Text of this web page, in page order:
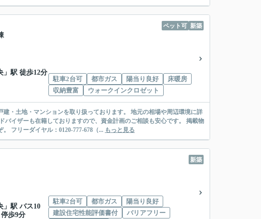
ペット可 新築
」駅 徒歩12分
駐車2台可
都市ガス 陽当り良好
床暖房
収納豊富
ウォークインクロゼット
・土地・マンションを取り扱っております。 地元の相場や周辺環境に詳
バイザーも在籍しておりますので、資金計画のご相談も安心です。 掲載物
フリーダイヤル：0120-777-678（... もっと見る
新築
」駅 バス10
歩9分
駐車2台可 都市ガス
陽当り良好
建設住宅性能評価書付
バリアフリー